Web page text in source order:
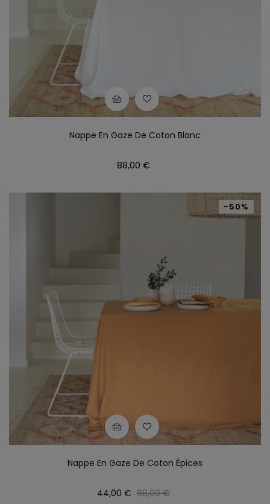
Nappe En Gaze De Coton Blanc
Prix
88,00 €
Nappe En Gaze De Coton Épices
Prix
44,00 € Prix
88,00 €
-50%